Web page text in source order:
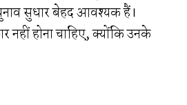
सुधार बेहद आवश्यक हैं।
होना चाहिए, क्योंकि उनके